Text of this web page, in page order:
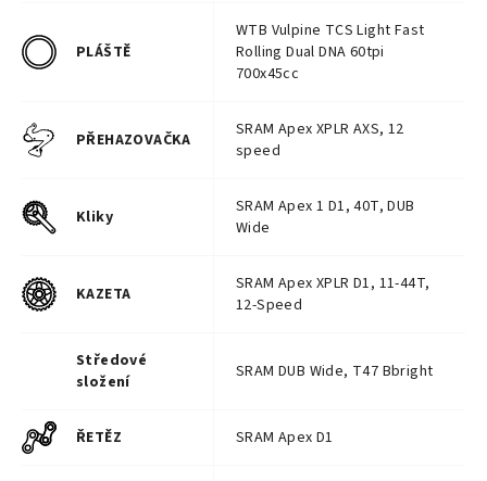
PLÁŠTĚ
WTB Vulpine TCS Light Fast
Rolling Dual DNA 60tpi
700x45cc
PŘEHAZOVAČKA
SRAM Apex XPLR AXS, 12
speed
Kliky
SRAM Apex 1 D1, 40T, DUB
Wide
KAZETA
SRAM Apex XPLR D1, 11-44T,
12-Speed
Středové
složení
SRAM DUB Wide, T47 Bbright
ŘETĚZ SRAM Apex D1